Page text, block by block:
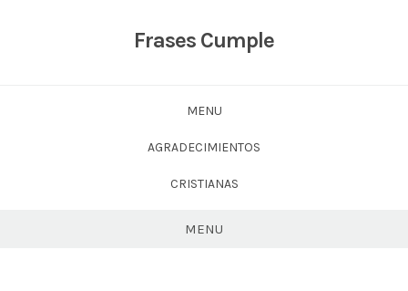
Frases Cumple
MENU
AGRADECIMIENTOS
CRISTIANAS
MENU